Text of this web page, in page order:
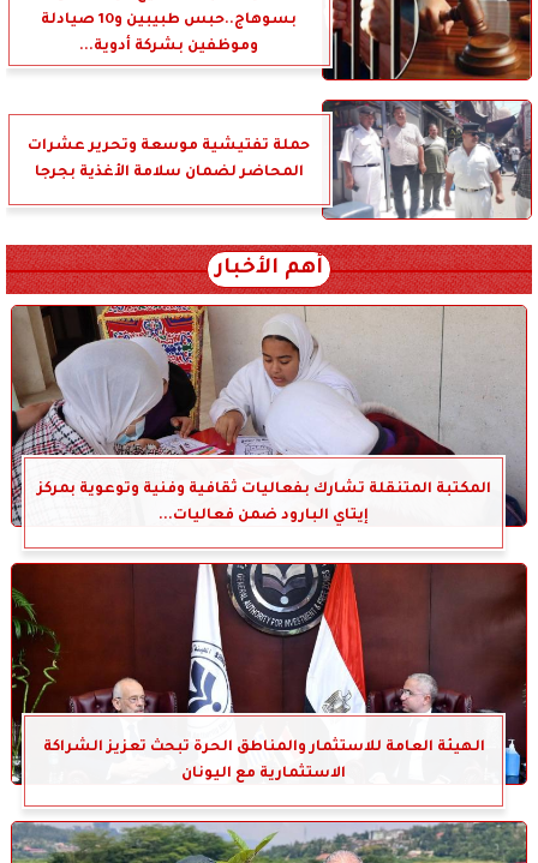
بسوهاج..حبس طبيبين و10 صيادلة
وموظفين بشركة أدوية...
حملة تفتيشية موسعة وتحرير عشرات
المحاضر لضمان سلامة الأغذية بجرجا
أهم الأخبار
المكتبة المتنقلة تشارك بفعاليات ثقافية وفنية وتوعوية بمركز
إيتاي البارود ضمن فعاليات...
الهيئة العامة للاستثمار والمناطق الحرة تبحث تعزيز الشراكة
الاستثمارية مع اليونان